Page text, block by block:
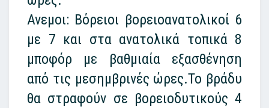
Ανεμοι: Βόρειοι βορειοανατολικοί 6
με 7 και στα ανατολικά τοπικά 8
μποφόρ με βαθμιαία εξασθένηση
από τις μεσημβρινές ώρες.Το βράδυ
θα στραφούν σε βορειοδυτικούς 4